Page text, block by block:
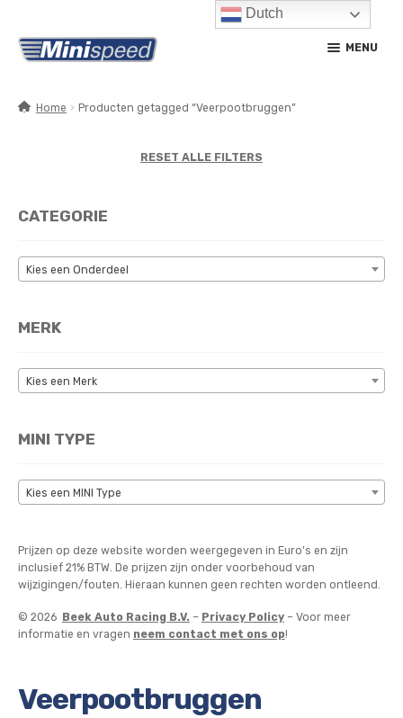
Ga
door
navigatie
Ga
naar
inhoud
MENU
CONTACT
MIJN ACCOUNT
Home Producten getagged “Veerpootbruggen”
Veerpootbruggen
RESET ALLE FILTERS
CATEGORIE
Kies een Onderdeel
MERK
Kies een Merk
MINI TYPE
Kies een MINI Type
Prijzen op deze website worden weergegeven in Euro’s en zijn
inclusief 21% BTW. De prijzen zijn onder voorbehoud van
wijzigingen/fouten. Hieraan kunnen geen rechten worden ontleend.
© 2026 Beek Auto Racing B.V. – Privacy Policy– Voor meer
informatie en vragen neem contact met ons op!
Dutch